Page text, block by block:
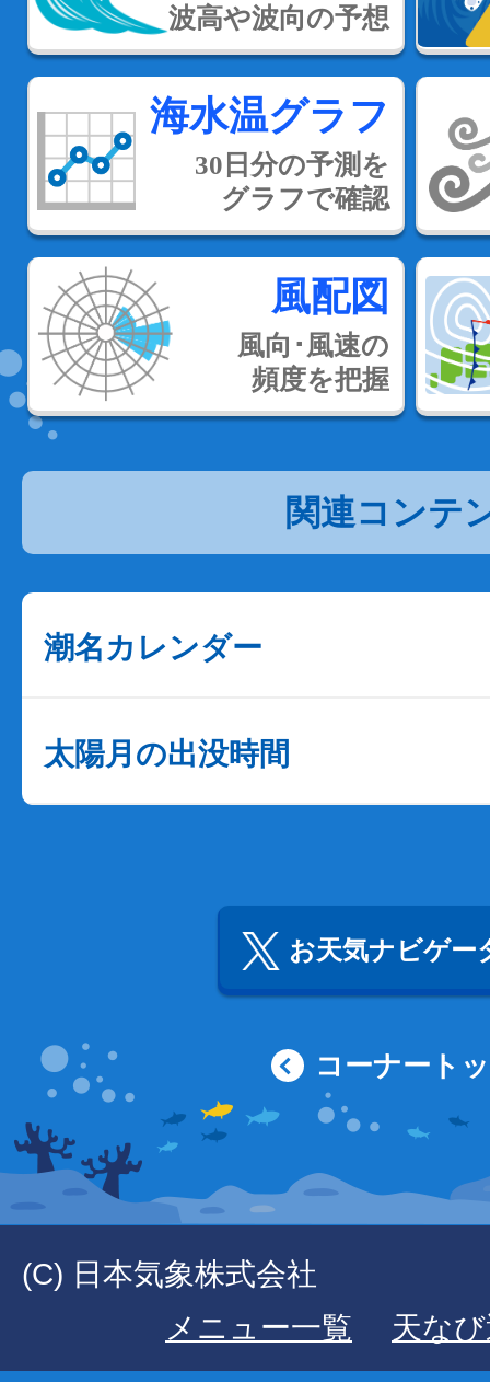
波高や波向の予想
海水温グラフ
30日分の予測を
グラフで確認
風配図
風向･風速の
頻度を把握
関連コンテ
潮名カレンダー
太陽月の出没時間
お天気ナビゲー
コーナート
(C) 日本気象株式会社
メニュー一覧
天な